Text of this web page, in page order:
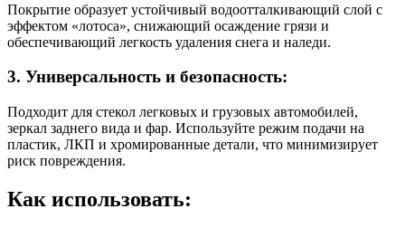
Покрытие образует устойчивый водоотталкивающий слой с
эффектом «лотоса», снижающий осаждение грязи и
обеспечивающий легкость удаления снега и наледи.
3. Универсальность и безопасность:
Подходит для стекол легковых и грузовых автомобилей,
зеркал заднего вида и фар. Используйте режим подачи на
пластик, ЛКП и хромированные детали, что минимизирует
риск повреждения.
Как использовать: